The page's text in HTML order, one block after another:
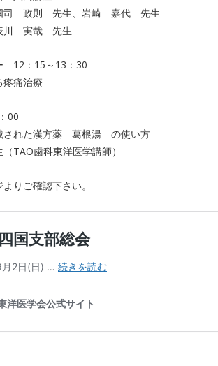
政則 先生、岩崎 嘉代 先生
川 実哉 先生
12：15～13：30
痛治療
00
された漢方薬 葛根湯 の使い方
歯科東洋医学講師）
りご確認下さい。